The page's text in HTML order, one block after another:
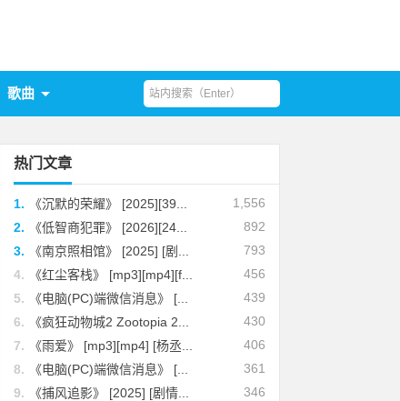
歌曲
热门文章
1,556
1.
《沉默的荣耀》 [2025][39...
892
2.
《低智商犯罪》 [2026][24...
793
3.
《南京照相馆》 [2025] [剧...
456
4.
《红尘客栈》 [mp3][mp4][f...
439
5.
《电脑(PC)端微信消息》 [...
430
6.
《疯狂动物城2 Zootopia 2...
406
7.
《雨爱》 [mp3][mp4] [杨丞...
361
8.
《电脑(PC)端微信消息》 [...
346
9.
《捕风追影》 [2025] [剧情...